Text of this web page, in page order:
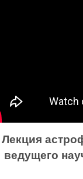
Лекция
ведущего